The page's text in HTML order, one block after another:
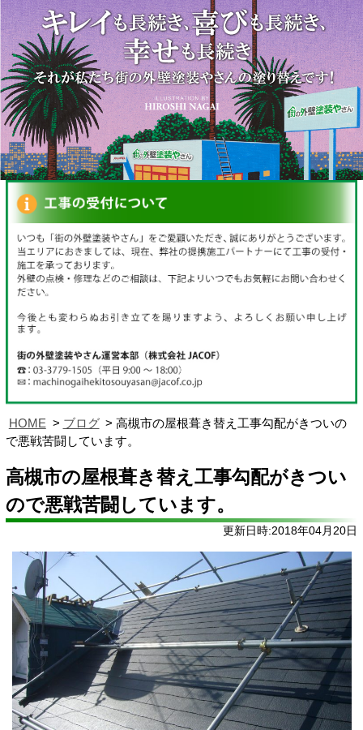
HOME ブログ
高槻市の屋根葺き替え工事勾配がきついの
で悪戦苦闘しています。
高槻市の屋根葺き替え工事勾配がきつい
ので悪戦苦闘しています。
更新日時:2018年04月20日